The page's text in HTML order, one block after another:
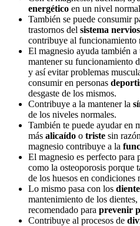
energético en un nivel
También se puede consumir
trastornos del sistema
contribuye al funcionamiento
El magnesio ayuda también a
mantener su funcionamiento
y así evitar problemas
consumir en personas
desgaste de los mismos.
Contribuye a la mantener la
de los niveles normales.
También te puede ayudar en
más alicaído o triste sin
magnesio contribuye a la
El magnesio es perfecto para
como la osteoporosis porque
de los huesos en condiciones
Lo mismo pasa con los
mantenimiento de los
recomendado para prevenir
Contribuye al procesos de